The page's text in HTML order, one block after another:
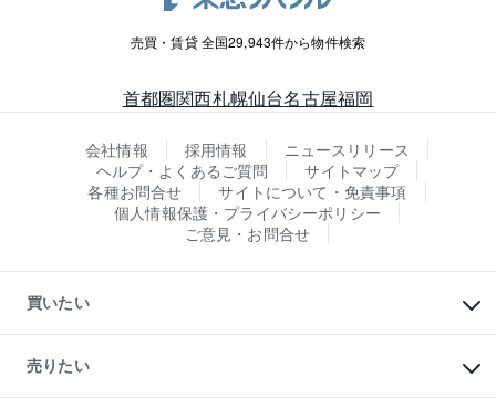
売買・賃貸 全国29,943件から物件検索
首都圏関西札幌仙台名古屋福岡
会社情報 採用情報
ニュースリリース
ヘルプ・よくあるご質問
サイトマップ
各種お問合せ
サイトについて・免責事項
個人情報保護・プライバシーポリシー
ご意見・お問合せ
買いたい
新築・分譲マンションの購入
中古マンションの購入
一戸建ての購入
売りたい